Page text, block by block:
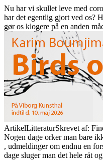
Nu har vi skullet leve med
har det egentlig gjort ved os?
gør os klogere på en anden
ArtikelLitteraturSkrevet af:
Nogen dage orker man bare
, udmeldinger om endnu en
dage sluger man det hele råt